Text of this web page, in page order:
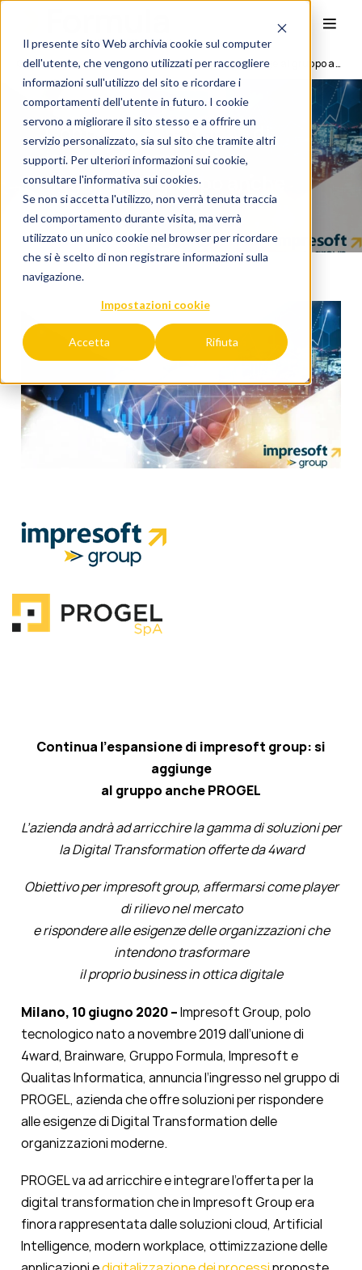
Il presente sito Web archivia cookie sul computer
dell'utente, che vengono utilizzati per raccogliere
informazioni sull'utilizzo del sito e ricordare i
comportamenti dell'utente in futuro. I cookie
servono a migliorare il sito stesso e a offrire un
servizio personalizzato, sia sul sito che tramite altri
supporti. Per ulteriori informazioni sui cookie,
consultare l'informativa sui cookies.
Se non si accetta l'utilizzo, non verrà tenuta traccia
del comportamento durante visita, ma verrà
utilizzato un unico cookie nel browser per ricordare
che si è scelto di non registrare informazioni sulla
navigazione.
Impostazioni cookie
Accetta Rifiuta
Continua l’espansione di impresoft group: si aggiunge al gruppo anche PROGEL
Continua l’espansione di
impresoft group: si
aggiunge al gruppo anche
PROGEL
Continua l’espansione di impresoft group: si
aggiunge
al gruppo anche PROGEL
L’azienda andrà ad arricchire la gamma di soluzioni per
la Digital Transformation offerte da 4ward
Obiettivo per impresoft group, affermarsi come player
di rilievo nel mercato
e rispondere alle esigenze delle organizzazioni che
intendono trasformare
il proprio business in ottica digitale
Milano, 10 giugno 2020 –Impresoft Group, polo
tecnologico nato a novembre 2019 dall’unione di
4ward, Brainware, Gruppo Formula, Impresoft e
Qualitas Informatica, annuncia l’ingresso nel gruppo di
PROGEL, azienda che offre soluzioni per rispondere
alle esigenze di Digital Transformation delle
organizzazioni moderne.
PROGEL va ad arricchire e integrare l’offerta per la
digital transformation che in Impresoft Group era
finora rappresentata dalle soluzioni cloud, Artificial
Intelligence, modern workplace, ottimizzazione delle